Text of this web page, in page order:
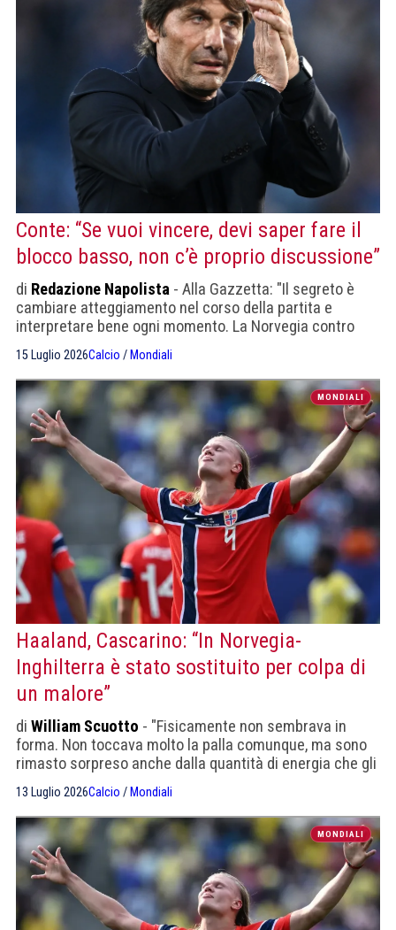
Conte: “Se vuoi vincere, devi saper fare il
blocco basso, non c’è proprio discussione”
di Redazione Napolista - Alla Gazzetta: "Il segreto è
cambiare atteggiamento nel corso della partita e
interpretare bene ogni momento. La Norvegia contro
avversari, perfino Haaland diceva ai compagni di stare
bassi e di aspettare"
15 Luglio 2026Calcio / Mondiali
MONDIALI
Haaland, Cascarino: “In Norvegia-
Inghilterra è stato sostituito per colpa di
un malore”
di William Scuotto - "Fisicamente non sembrava in
forma. Non toccava molto la palla comunque, ma sono
rimasto sorpreso anche dalla quantità di energia che gli
13 Luglio 2026Calcio / Mondiali
MONDIALI